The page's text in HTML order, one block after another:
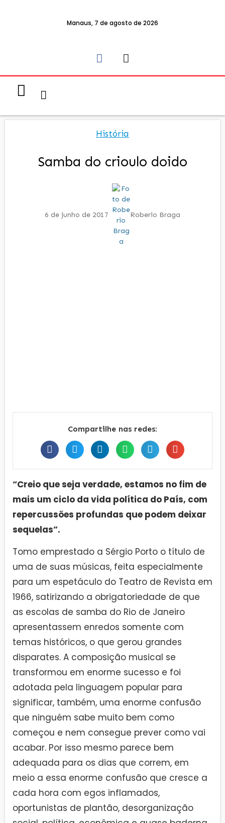
Manaus, 7 de agosto de 2026
História
Samba do crioulo doido
6 de junho de 2017 Roberio Braga
Compartilhe nas redes:
“Creio que seja verdade, estamos no fim de
mais um ciclo da vida política do País, com
repercussões profundas que podem deixar
sequelas”.
Tomo emprestado a Sérgio Porto o título de
uma de suas músicas, feita especialmente
para um espetáculo do Teatro de Revista em
1966, satirizando a obrigatoriedade de que
as escolas de samba do Rio de Janeiro
apresentassem enredos somente com
temas históricos, o que gerou grandes
disparates. A composição musical se
transformou em enorme sucesso e foi
adotada pela linguagem popular para
significar, também, uma enorme confusão
que ninguém sabe muito bem como
começou e nem consegue prever como vai
acabar. Por isso mesmo parece bem
adequada para os dias que correm, em
meio a essa enorme confusão que cresce a
cada hora com egos inflamados,
oportunistas de plantão, desorganização